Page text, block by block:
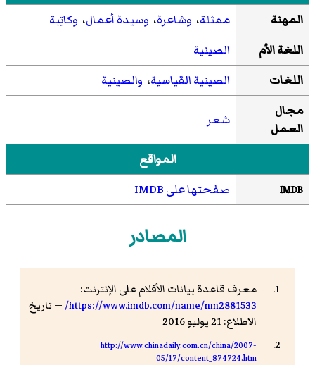
المهنة
ممثلة، وشاعرة، وسيدة أعمال، وكاتِبة
اللغة الأم
الصينية
اللغات
الصينية القياسية، والصينية
مجال
العمل
شعر
المواقع
IMDB صفحتها على IMDB
المصادر
معرف قاعدة بيانات الأفلام على الإنترنت:
https://www.imdb.com/name/nm2881533/ — تاريخ
الاطلاع: 21 يوليو 2016
http://www.chinadaily.com.cn/china/2007-
05/17/content_874724.htm